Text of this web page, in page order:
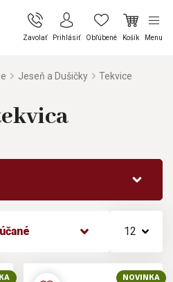
Zavolať Prihlásiť Obľúbené Košík Menu
Jeseň a Dušičky Tekvice
12
NOVINKA